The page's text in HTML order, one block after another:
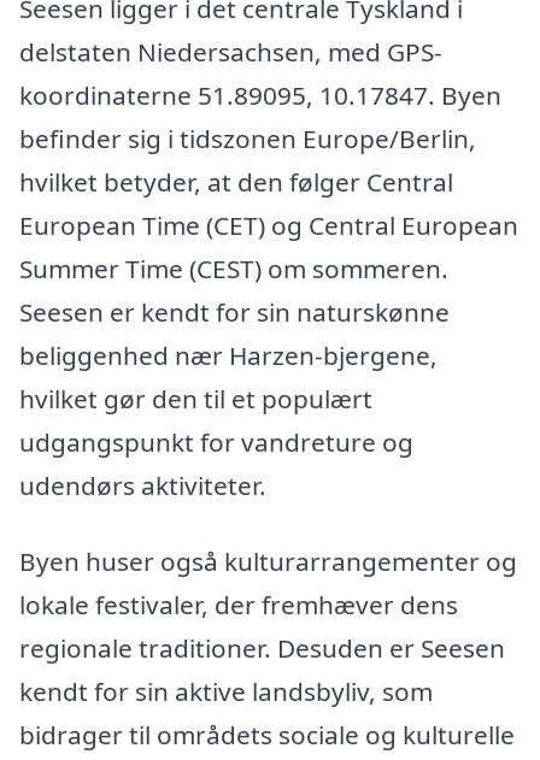
Seesen ligger i det centrale Tyskland i
delstaten Niedersachsen, med GPS-
koordinaterne 51.89095, 10.17847. Byen
befinder sig i tidszonen Europe/Berlin,
hvilket betyder, at den følger Central
European Time (CET) og Central European
Summer Time (CEST) om sommeren.
Seesen er kendt for sin naturskønne
beliggenhed nær Harzen-bjergene,
hvilket gør den til et populært
udgangspunkt for vandreture og
udendørs aktiviteter.
Byen huser også kulturarrangementer og
lokale festivaler, der fremhæver dens
regionale traditioner. Desuden er Seesen
kendt for sin aktive landsbyliv, som
bidrager til områdets sociale og kulturelle